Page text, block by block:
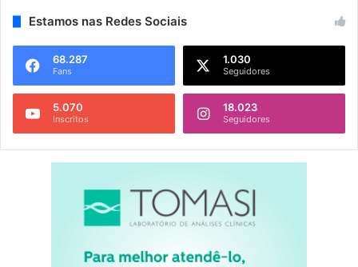
Estamos nas Redes Sociais
68.287
Fans
1.030
Seguidores
5.070
Inscritos
18.023
Seguidores